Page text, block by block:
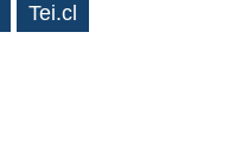
Tei.cl